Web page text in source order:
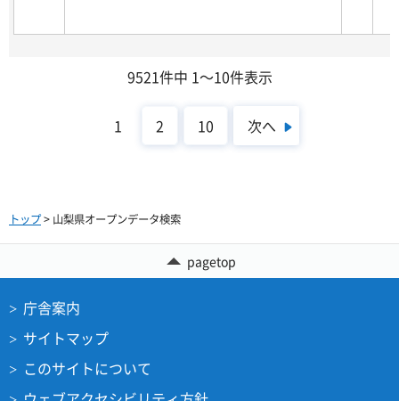
9521件中 1～10件表示
1 2 10 次へ
トップ> 山梨県オープンデータ検索
pagetop
庁舎案内
サイトマップ
このサイトについて